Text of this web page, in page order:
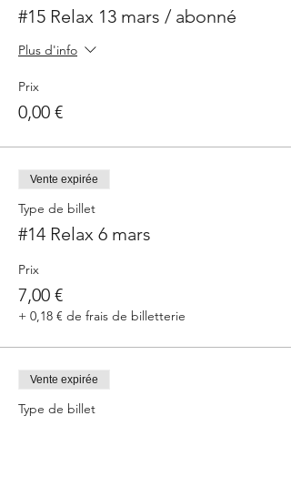
#15 Relax 13 mars / abonné
Plus d'info
Prix
0,00 €
Vente expirée
Type de billet
#14 Relax 6 mars
Prix
7,00 €
+ 0,18 € de frais de billetterie
Vente expirée
Type de billet